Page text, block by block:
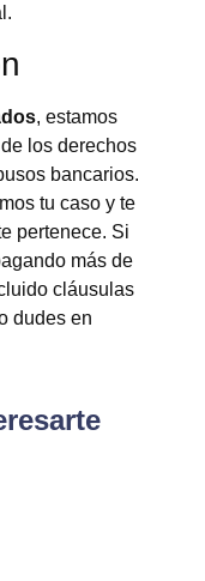
, estamos
los derechos
bancarios.
tu caso y te
pertenece. Si
más de
cláusulas
dudes en